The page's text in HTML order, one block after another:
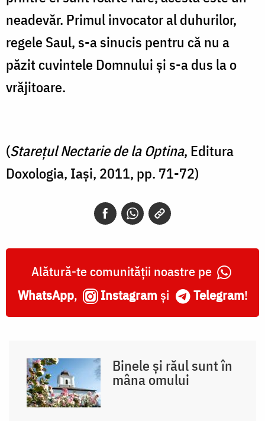
neadevăr. Primul invocator al duhurilor,
regele Saul, s-a sinucis pentru că nu a
păzit cuvintele Domnului şi s-a dus la o
vrăjitoare.
(Starețul Nectarie de la Optina, Editura
Doxologia, Iași, 2011, pp. 71-72)
Alătură-te comunității noastre pe
WhatsApp, Instagram și Telegram!
Binele și răul sunt în
mâna omului